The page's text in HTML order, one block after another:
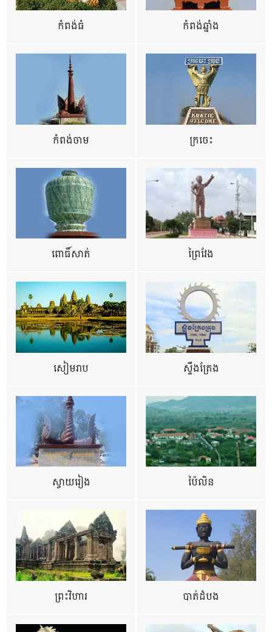
កំពង់ធំ កំពង់ឆ្នាំង
កំពង់ចាម ក្រចេះ
ពោធិ៍សាត់ ព្រៃវែង
សៀមរាប ស្ទឹងត្រែង
ស្វាយរៀង ប៉ៃលិន
ព្រះវិហារ បាត់ដំបង